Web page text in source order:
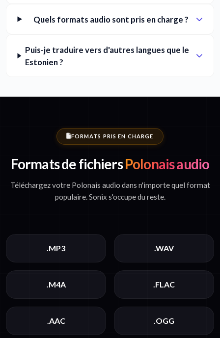
Quels formats audio sont pris en charge ?
Puis-je traduire vers d'autres langues que le
Estonien ?
FORMATS PRIS EN CHARGE
Formats de fichiersPolonais audio
Téléchargez votre Polonais audio dans n'importe quel format
populaire. Sonix s'occupe du reste.
.MP3 .WAV
.M4A .FLAC
.AAC .OGG